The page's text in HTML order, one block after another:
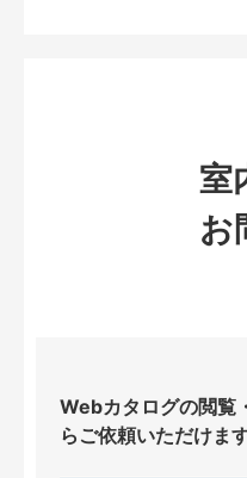
室
お
Webカタログの閲覧
らご依頼いただけます